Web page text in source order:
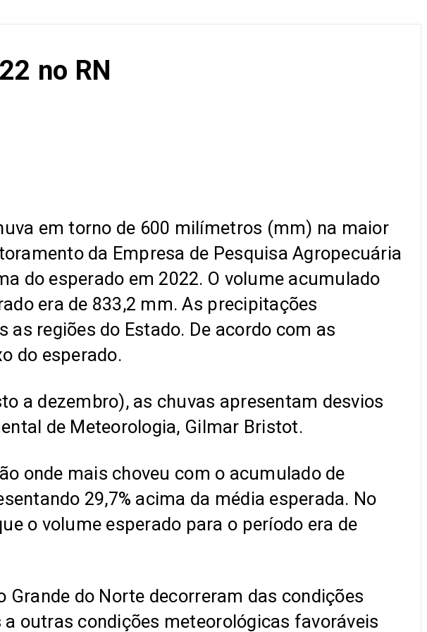
no RN
em torno de 600 milímetros (mm) na maior
da Empresa de Pesquisa Agropecuária
do esperado em 2022. O volume acumulado
era de 833,2 mm. As precipitações
regiões do Estado. De acordo com as
do esperado.
a dezembro), as chuvas apresentam desvios
de Meteorologia, Gilmar Bristot.
onde mais choveu com o acumulado de
29,7% acima da média esperada. No
o volume esperado para o período era de
do Norte decorreram das condições
outras condições meteorológicas favoráveis